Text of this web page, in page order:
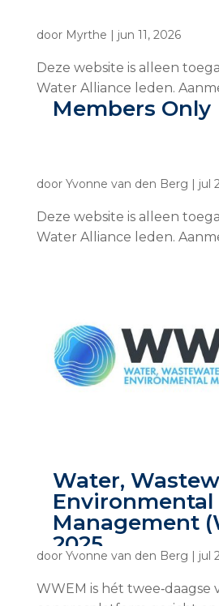
door Myrthe | jun 11, 2026
Deze website is alleen
Water Alliance leden.
Members Only
door Yvonne van den Berg | jul
Deze website is alleen
Water Alliance leden.
Water,
Environmental
Management
2025
door Yvonne van den Berg | jul
WWEM is hét twee‑daagse